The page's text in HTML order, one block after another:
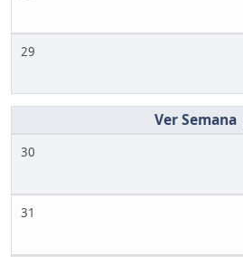
29
30
31